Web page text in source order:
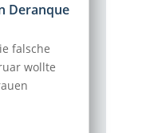
Deranque
falsche
wollte